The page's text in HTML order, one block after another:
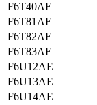
F6T40AE
F6T81AE
F6T82AE
F6T83AE
F6U12AE
F6U13AE
F6U14AE